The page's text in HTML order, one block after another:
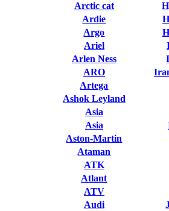
Arctic cat
Ardie
Argo
Ariel
Arlen Ness
ARO
Artega
Ashok Leyland
Asia
Asia
Aston-Martin
Ataman
ATK
Atlant
ATV
Audi